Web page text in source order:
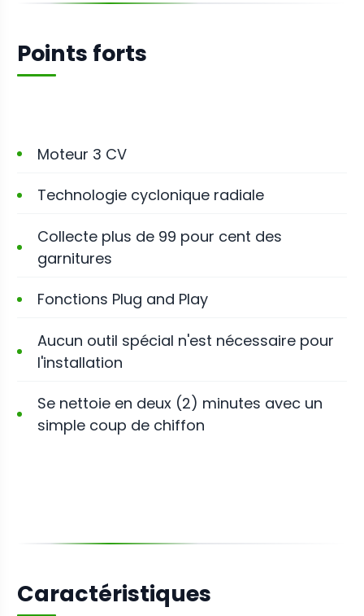
Points forts
Moteur 3 CV
Technologie cyclonique radiale
Collecte plus de 99 pour cent des
garnitures
Fonctions Plug and Play
Aucun outil spécial n'est nécessaire pour
l'installation
Se nettoie en deux (2) minutes avec un
simple coup de chiffon
Caractéristiques